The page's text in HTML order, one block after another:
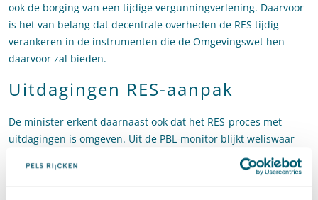
ook de borging van een tijdige vergunningverlening. Daarvoor
is het van belang dat decentrale overheden de RES tijdig
verankeren in de instrumenten die de Omgevingswet hen
daarvoor zal bieden.
Uitdagingen RES-aanpak
De minister erkent daarnaast ook dat het RES-proces met
uitdagingen is omgeven. Uit de PBL-monitor blijkt weliswaar
dat het in het Klimaatakkoord gestelde doel van 35 TWh aan
duurzame energie binnen bereik is, of het doel daadwerkelijk